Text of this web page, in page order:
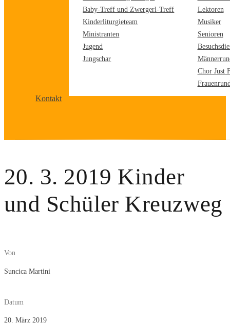
Baby-Treff und Zwergerl-Treff
Kinderliturgieteam
Ministranten
Jugend
Jungschar
Lektoren
Musiker
Senioren
Chor Just
Kontakt
20. 3. 2019 Kinder
und Schüler Kreuzweg
Von
Suncica Martini
Datum
20. März 2019